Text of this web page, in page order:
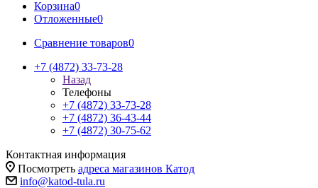
Корзина0
Отложенные0
Сравнение товаров0
+7 (4872) 33-73-28
Назад
Телефоны
+7 (4872) 33-73-28
+7 (4872) 36-43-44
+7 (4872) 30-75-62
Контактная информация
Посмотреть адреса магазинов Катод
info@katod-tula.ru